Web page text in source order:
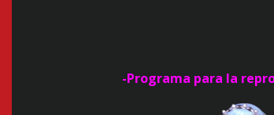
-Programa para la